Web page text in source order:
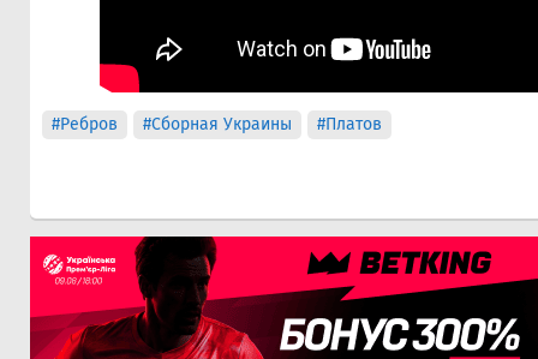
#Ребров #Сборная Украины #Платов